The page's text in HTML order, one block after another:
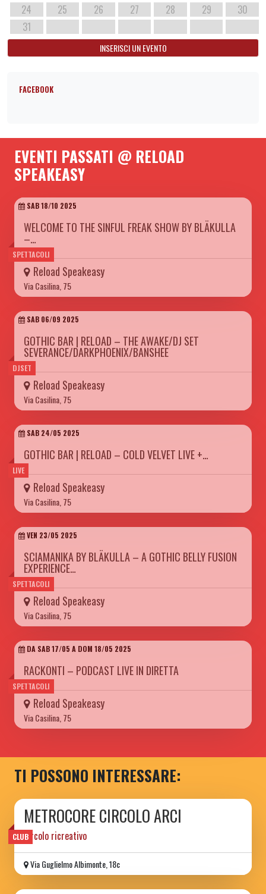
24 25 26 27 28 29
30
31
INSERISCI UN EVENTO
FACEBOOK
EVENTI PASSATI @ RELOAD
SPEAKEASY
SPETTACOLI
SAB 18/10 2025
WELCOME TO THE SINFUL FREAK SHOW BY BLÄKULLA
–…
Reload Speakeasy
Via Casilina, 75
DJSET
SAB 06/09 2025
GOTHIC BAR | RELOAD – THE AWAKE/DJ SET
SEVERANCE/DARKPHOENIX/BANSHEE
Reload Speakeasy
Via Casilina, 75
LIVE
SAB 24/05 2025
GOTHIC BAR | RELOAD – COLD VELVET LIVE +…
Reload Speakeasy
Via Casilina, 75
SPETTACOLI
VEN 23/05 2025
SCIAMANIKA BY BLÄKULLA – A GOTHIC BELLY FUSION
EXPERIENCE…
Reload Speakeasy
Via Casilina, 75
SPETTACOLI
DA SAB 17/05 A DOM 18/05 2025
RACKONTI – PODCAST LIVE IN DIRETTA
Reload Speakeasy
Via Casilina, 75
TI POSSONO INTERESSARE:
CLUB
METROCORE CIRCOLO ARCI
circolo ricreativo
Via Guglielmo Albimonte, 18c